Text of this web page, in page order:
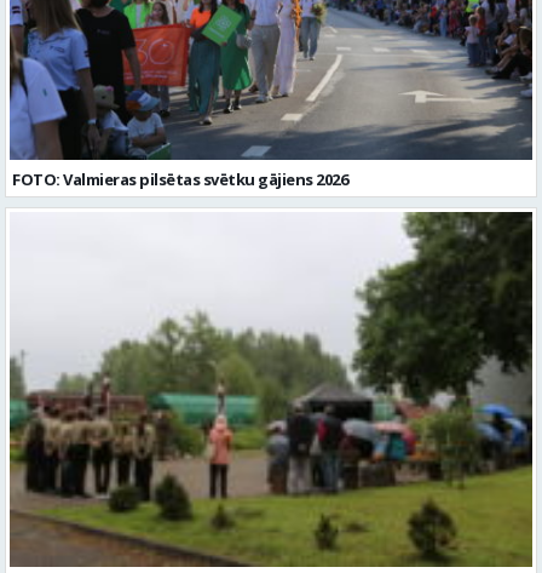
FOTO: Valmieras pilsētas svētku gājiens 2026